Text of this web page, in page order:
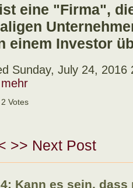
eine "Firma",
einem Investor
Sunday, July 24, 2016
2 Votes
>> Next Post
Kann es sein,